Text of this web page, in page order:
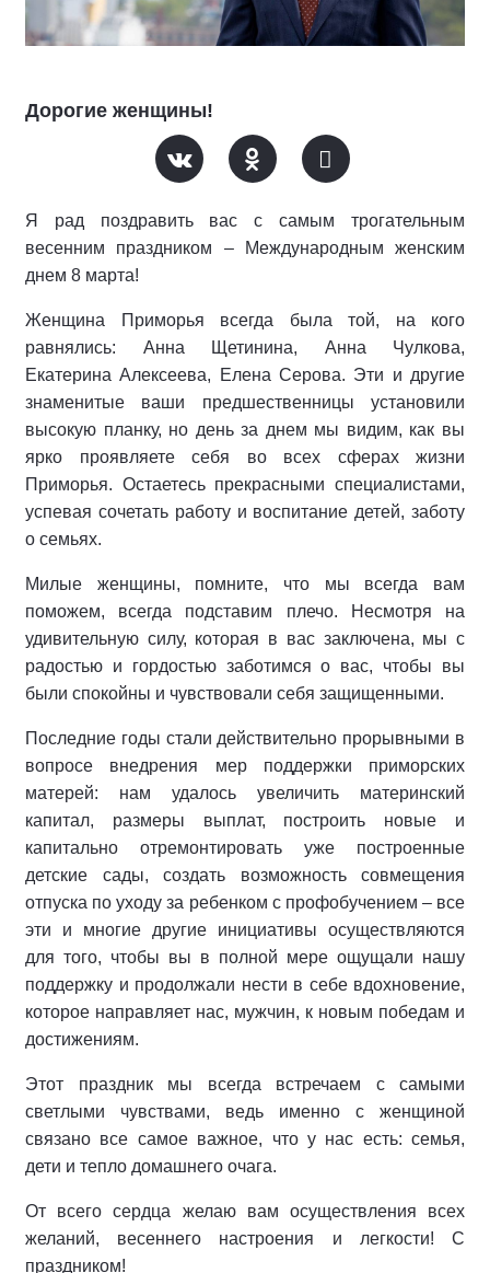
Дорогие женщины!
Я рад поздравить вас с самым трогательным
весенним праздником – Международным женским
днем 8 марта!
Женщина Приморья всегда была той, на кого
равнялись: Анна Щетинина, Анна Чулкова,
Екатерина Алексеева, Елена Серова. Эти и другие
знаменитые ваши предшественницы установили
высокую планку, но день за днем мы видим, как вы
ярко проявляете себя во всех сферах жизни
Приморья. Остаетесь прекрасными специалистами,
успевая сочетать работу и воспитание детей, заботу
о семьях.
Милые женщины, помните, что мы всегда вам
поможем, всегда подставим плечо. Несмотря на
удивительную силу, которая в вас заключена, мы с
радостью и гордостью заботимся о вас, чтобы вы
были спокойны и чувствовали себя защищенными.
Последние годы стали действительно прорывными в
вопросе внедрения мер поддержки приморских
матерей: нам удалось увеличить материнский
капитал, размеры выплат, построить новые и
капитально отремонтировать уже построенные
детские сады, создать возможность совмещения
отпуска по уходу за ребенком с профобучением – все
эти и многие другие инициативы осуществляются
для того, чтобы вы в полной мере ощущали нашу
поддержку и продолжали нести в себе вдохновение,
которое направляет нас, мужчин, к новым победам и
достижениям.
Этот праздник мы всегда встречаем с самыми
светлыми чувствами, ведь именно с женщиной
связано все самое важное, что у нас есть: семья,
дети и тепло домашнего очага.
От всего сердца желаю вам осуществления всех
желаний, весеннего настроения и легкости! С
праздником!